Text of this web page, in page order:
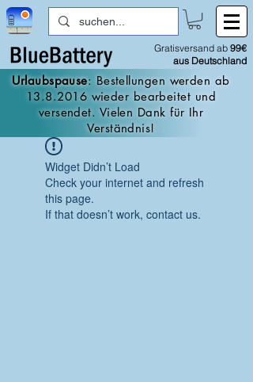
Gratisversand ab 99€
aus Deutschland
Urlaubspause: Bestellungen werden ab
13.8.2016 wieder bearbeitet und
versendet. Vielen Dank für Ihr
Verständnis!
Widget Didn’t Load
Check your internet and refresh
this page.
If that doesn’t work, contact us.